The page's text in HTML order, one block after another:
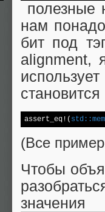
полезные
нам
бит под
alignment,
assert_eq!( std: :mem
(Все
Чтобы
значения